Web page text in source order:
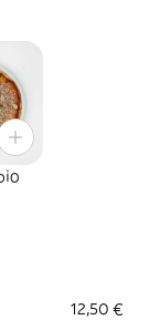
12,50 €